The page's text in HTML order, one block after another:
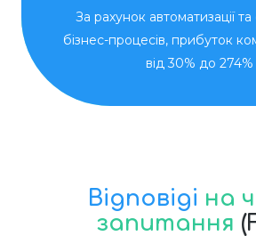
За рахунок автоматизації та
бізнес-процесів, прибуток
від 30% до 274%
Відповіді на
запитання